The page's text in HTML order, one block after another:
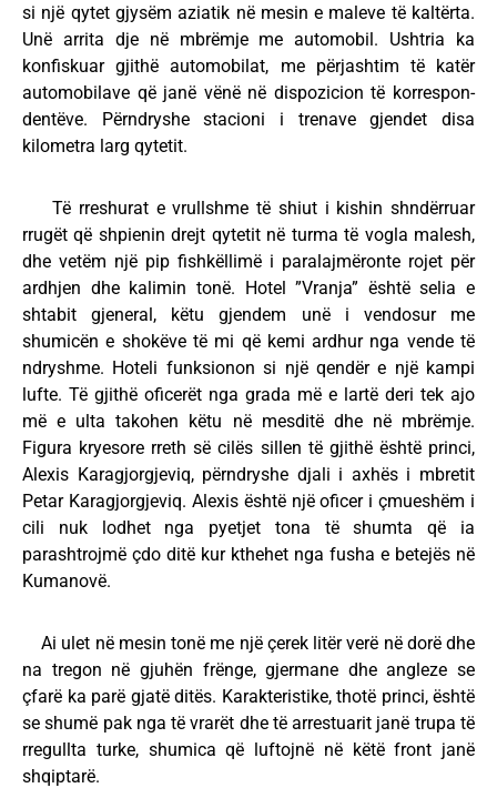
si një qytet gjysëm aziatik në mesin e maleve të kaltërta.
Unë arrita dje në mbrëmje me automobil. Ushtria ka
konfiskuar gjithë automobilat, me përjashtim të katër
automobilave që janë vënë në dispozicion të korrespon-
dentëve. Përndryshe stacioni i trenave gjendet disa
kilometra larg qytetit.
Të rreshurat e vrullshme të shiut i kishin shndërruar
rrugët që shpienin drejt qytetit në turma të vogla malesh,
dhe vetëm një pip fishkëllimë i paralajmëronte rojet për
ardhjen dhe kalimin tonë. Hotel ”Vranja” është selia e
shtabit gjeneral, këtu gjendem unë i vendosur me
shumicën e shokëve të mi që kemi ardhur nga vende të
ndryshme. Hoteli funksionon si një qendër e një kampi
lufte. Të gjithë oficerët nga grada më e lartë deri tek ajo
më e ulta takohen këtu në mesditë dhe në mbrëmje.
Figura kryesore rreth së cilës sillen të gjithë është princi,
Alexis Karagjorgjeviq, përndryshe djali i axhës i mbretit
Petar Karagjorgjeviq. Alexis është një oficer i çmueshëm i
cili nuk lodhet nga pyetjet tona të shumta që ia
parashtrojmë çdo ditë kur kthehet nga fusha e betejës në
Kumanovë.
Ai ulet në mesin tonë me një çerek litër verë në dorë dhe
na tregon në gjuhën frënge, gjermane dhe angleze se
çfarë ka parë gjatë ditës. Karakteristike, thotë princi, është
se shumë pak nga të vrarët dhe të arrestuarit janë trupa të
rregullta turke, shumica që luftojnë në këtë front janë
shqiptarë.